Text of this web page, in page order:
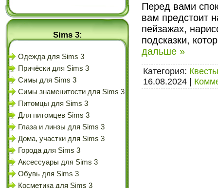
Sims 3:
Одежда для Sims 3
Причёски для Sims 3
Симы для Sims 3
Симы знаменитости для Sims 3
Питомцы для Sims 3
Для питомцев Sims 3
Глаза и линзы для Sims 3
Дома, участки для Sims 3
Города для Sims 3
Аксессуары для Sims 3
Обувь для Sims 3
Косметика для Sims 3
Перед вами
вам предстоит
пейзажах,
подсказки,
дальше »
Категория:
16.08.2024 |